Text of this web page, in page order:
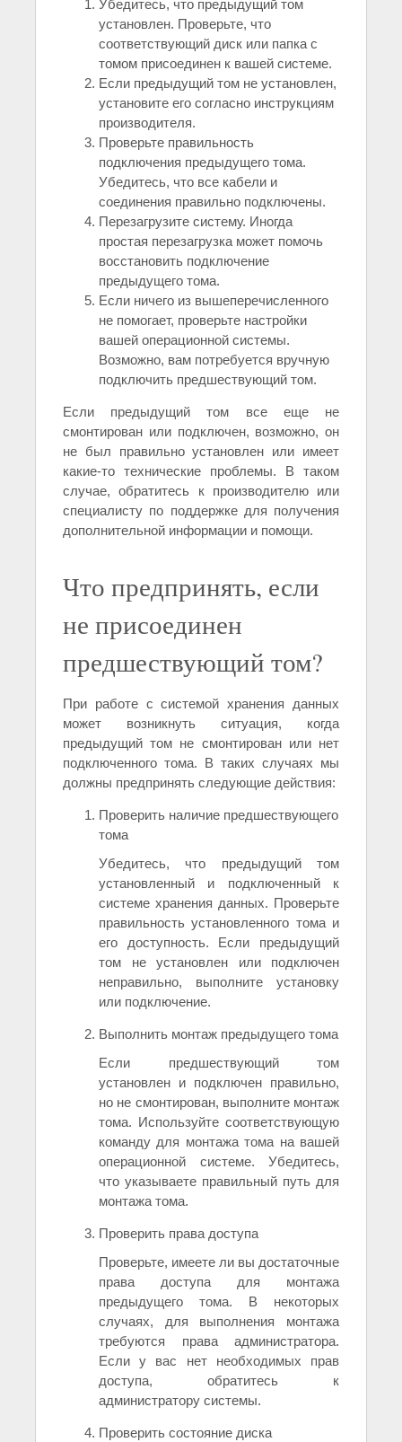
Убедитесь, что предыдущий том
установлен. Проверьте, что
соответствующий диск или папка с
томом присоединен к вашей системе.
Если предыдущий том не установлен,
установите его согласно инструкциям
производителя.
Проверьте правильность
подключения предыдущего тома.
Убедитесь, что все кабели и
соединения правильно подключены.
Перезагрузите систему. Иногда
простая перезагрузка может помочь
восстановить подключение
предыдущего тома.
Если ничего из вышеперечисленного
не помогает, проверьте настройки
вашей операционной системы.
Возможно, вам потребуется вручную
подключить предшествующий том.
Если предыдущий том все еще не
смонтирован или подключен, возможно, он
не был правильно установлен или имеет
какие-то технические проблемы. В таком
случае, обратитесь к производителю или
специалисту по поддержке для получения
дополнительной информации и помощи.
Что предпринять, если
не присоединен
предшествующий том?
При работе с системой хранения данных
может возникнуть ситуация, когда
предыдущий том не смонтирован или нет
подключенного тома. В таких случаях мы
должны предпринять следующие действия:
Проверить наличие предшествующего
тома
Убедитесь, что предыдущий том
установленный и подключенный к
системе хранения данных. Проверьте
правильность установленного тома и
его доступность. Если предыдущий
том не установлен или подключен
неправильно, выполните установку
или подключение.
Выполнить монтаж предыдущего тома
Если предшествующий том
установлен и подключен правильно,
но не смонтирован, выполните монтаж
тома. Используйте соответствующую
команду для монтажа тома на вашей
операционной системе. Убедитесь,
что указываете правильный путь для
монтажа тома.
Проверить права доступа
Проверьте, имеете ли вы достаточные
права доступа для монтажа
предыдущего тома. В некоторых
случаях, для выполнения монтажа
требуются права администратора.
Если у вас нет необходимых прав
доступа, обратитесь к
администратору системы.
Проверить состояние диска